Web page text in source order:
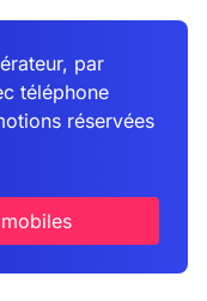
par
téléphone
réservées